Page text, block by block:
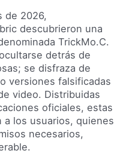
de 2026,
descubrieron una
TrickMo.C.
detrás de
se disfraza de
versiones falsificadas
video. Distribuidas
oficiales, estas
a los usuarios, quienes
necesarios,